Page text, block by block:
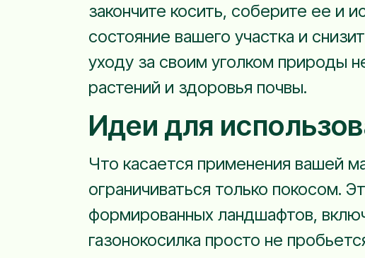
закончите косить, соберите ее и
состояние вашего участка и
уходу за своим уголком природы
растений и здоровья почвы.
Идеи для
Что касается применения вашей
ограничиваться только покосом.
формированных ландшафтов,
газонокосилка просто не